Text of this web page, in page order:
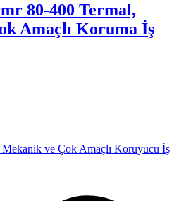
80-400 Termal,
Amaçlı Koruma İş